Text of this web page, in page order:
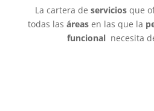
La cartera de servicios que
todas las áreasen las que la
funcional necesita